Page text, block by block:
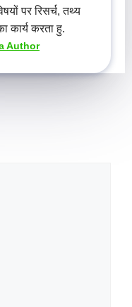
पर रिसर्च, तथ्य
कार्य करता हु.
Author